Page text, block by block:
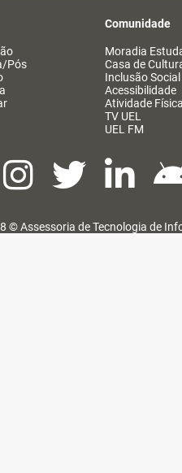
Pós
Comunidade
Moradia
Casa de
Inclusão Social
Acessibilidade
Atividade Física
TV UEL
UEL FM
©Assessoria de Tecnologia de